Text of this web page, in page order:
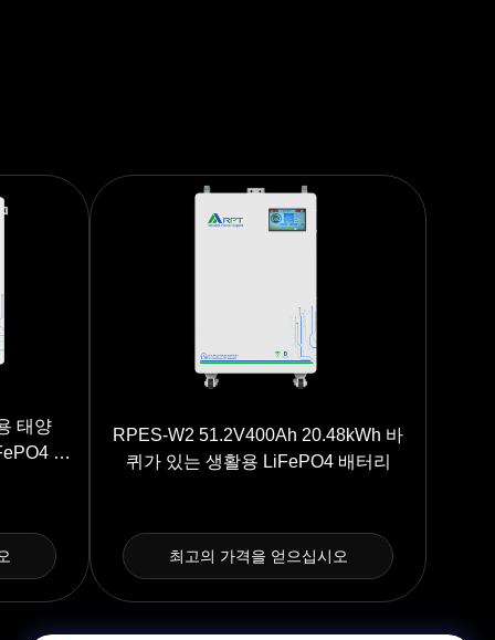
태양
에
RPES-W2 51.2V400Ah 20.48kWh 바
퀴가 있는 생활용 LiFePO4 배터리
최고의 가격을 얻으십시오